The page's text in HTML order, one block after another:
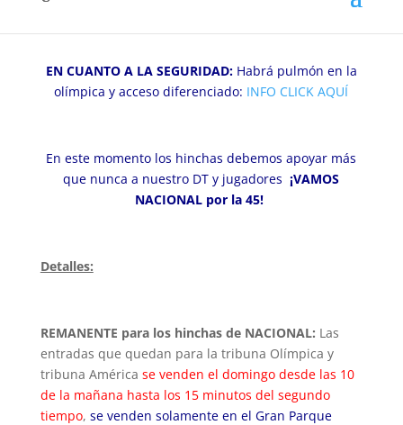
el estadio Centenario.
EN CUANTO A LA SEGURIDAD: Habrá pulmón en la
olímpica y acceso diferenciado: INFO CLICK AQUÍ
En este momento los hinchas debemos apoyar más
que nunca a nuestro DT y jugadores¡VAMOS
NACIONAL por la 45!
Detalles:
REMANENTE para los hinchas de NACIONAL: Las
entradas que quedan para la tribuna Olímpica y
tribuna América se venden el domingo desde las 10
de la mañana hasta los 15 minutos del segundo
tiempo, se venden solamente en el Gran Parque